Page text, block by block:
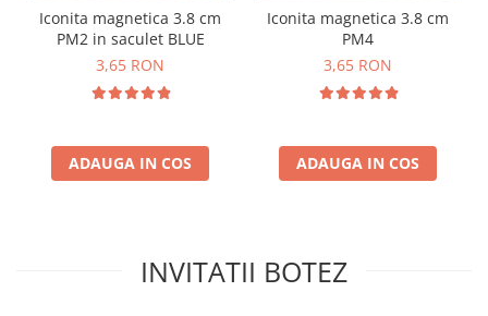
Iconita magnetica 3.8 cm
PM2 in saculet BLUE
3,65 RON
ADAUGA IN COS
Iconita magnetica 3.8 cm
PM4
3,65 RON
ADAUGA IN COS
INVITATII BOTEZ